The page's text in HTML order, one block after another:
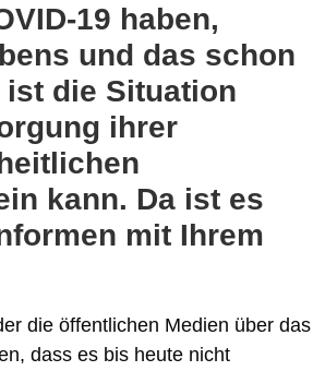
19 haben,
und das schon
ist die Situation
ihrer
kann. Da ist es
mit Ihrem
die öffentlichen Medien über das
dass es bis heute nicht